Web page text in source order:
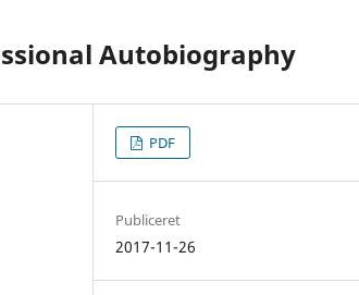
Autobiography
PDF
Publiceret
2017-11-26